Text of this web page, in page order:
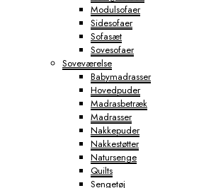
Modulsofaer
Sidesofaer
Sofasæt
Sovesofaer
Soveværelse
Babymadrasser
Hovedpuder
Madrasbetræk
Madrasser
Nakkepuder
Nakkestøtter
Natursenge
Quilts
Sengetøj